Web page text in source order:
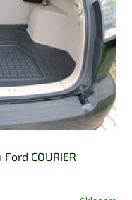
COURIER